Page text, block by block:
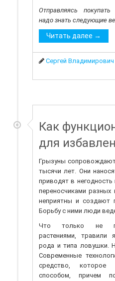
Отправляясь покупать
надо знать следующие
Читать далее →
Сергей
​Как
для
Грызуны
тысячи лет. Они
приводят в
переносчиками
неприятны и создают
Борьбу с ними люди
Что только не
растениями, травили
рода и типа ловушки.
Современные
средство,
способом, причем